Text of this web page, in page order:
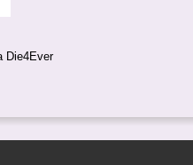
Die4Ever